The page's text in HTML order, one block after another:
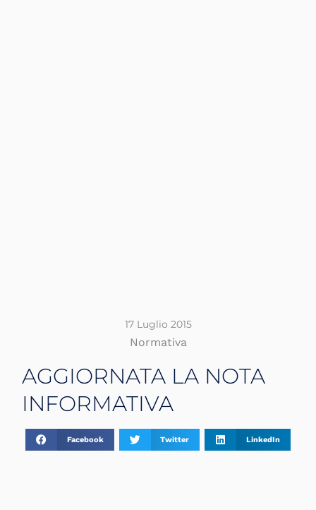
17 Luglio 2015
Normativa
AGGIORNATA LA NOTA
INFORMATIVA
Facebook Twitter LinkedIn